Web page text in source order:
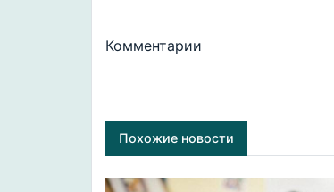
Комментарии
Похожие новости